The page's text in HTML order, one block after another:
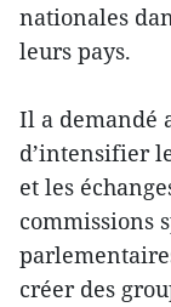
nationales
leurs pays.
Il a demandé
d’intensifier
et les
commissions
créer des